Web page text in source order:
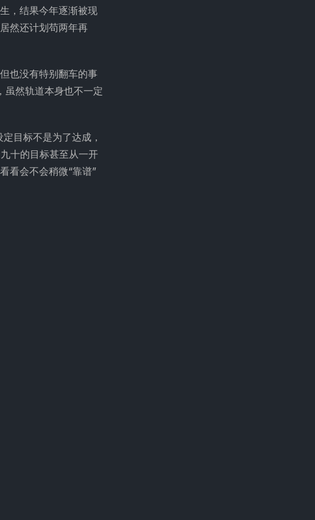
，结果今年逐渐被现
然还计划苟两年再
也没有特别翻车的事
然轨道本身也不一定
目标不是为了达成，
十的目标甚至从一开
看会不会稍微“靠谱”